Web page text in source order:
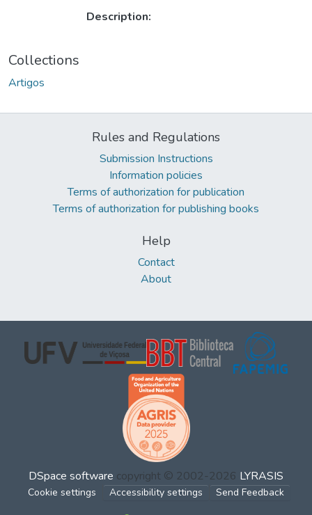
Description:
Collections
Artigos
Rules and Regulations
Submission Instructions
Information policies
Terms of authorization for publication
Terms of authorization for publishing books
Help
Contact
About
DSpace software copyright © 2002-2026 LYRASIS
Cookie settings Accessibility settings Send Feedback